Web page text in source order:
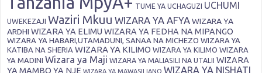
TUME YA UCHAGUZI UCHUMI
UWEKEZAJI Waziri Mkuu WIZARA YA AFYA WIZARA YA
ARDHI WIZARA YA ELIMU WIZARA YA FEDHA NA MIPANGO
WIZARA YA HABARI,UTAMADUNI, SANAA NA MICHEZO WIZARA YA
KATIBA NA SHERIA WIZARA YA KILIMO WIZARA YA KILIMO WIZARA
YA MADINI Wizara ya Maji WIZARA YA MALIASILI NA UTALII WIZARA
YA MAMBO YA NJE WIZARA YA MAWASILIANO WIZARA YA NISHATI